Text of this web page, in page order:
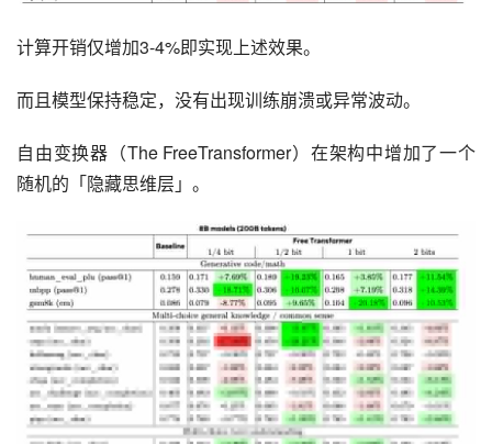
计算开销仅增加3-4%即实现上述效果。
而且模型保持稳定，没有出现训练崩溃或异常波动。
自由变换器（The FreeTransformer）在架构中增加了一个
随机的「隐藏思维层」。